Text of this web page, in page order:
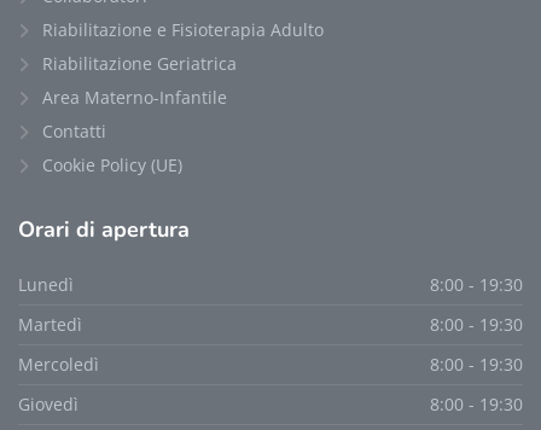
Riabilitazione e Fisioterapia Adulto
Riabilitazione Geriatrica
Area Materno-Infantile
Contatti
Cookie Policy (UE)
Orari di apertura
Lunedì
8:00 - 19:30
Martedì
8:00 - 19:30
Mercoledì
8:00 - 19:30
Giovedì
8:00 - 19:30